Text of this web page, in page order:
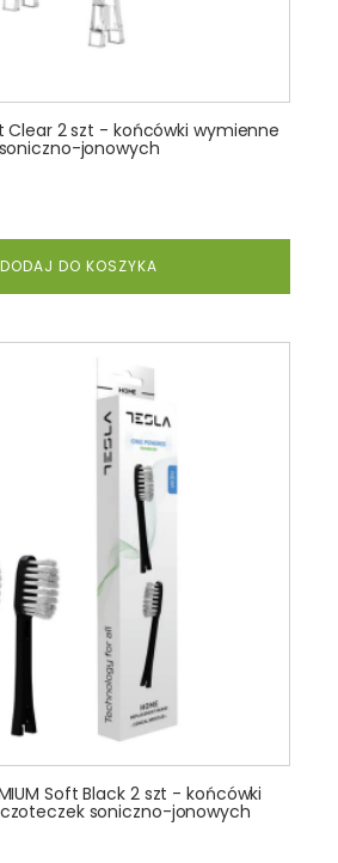
Clear 2 szt - końcówki wymienne
jonowych
DODAJ DO KOSZYKA
Soft Black 2 szt - końcówki
soniczno-jonowych